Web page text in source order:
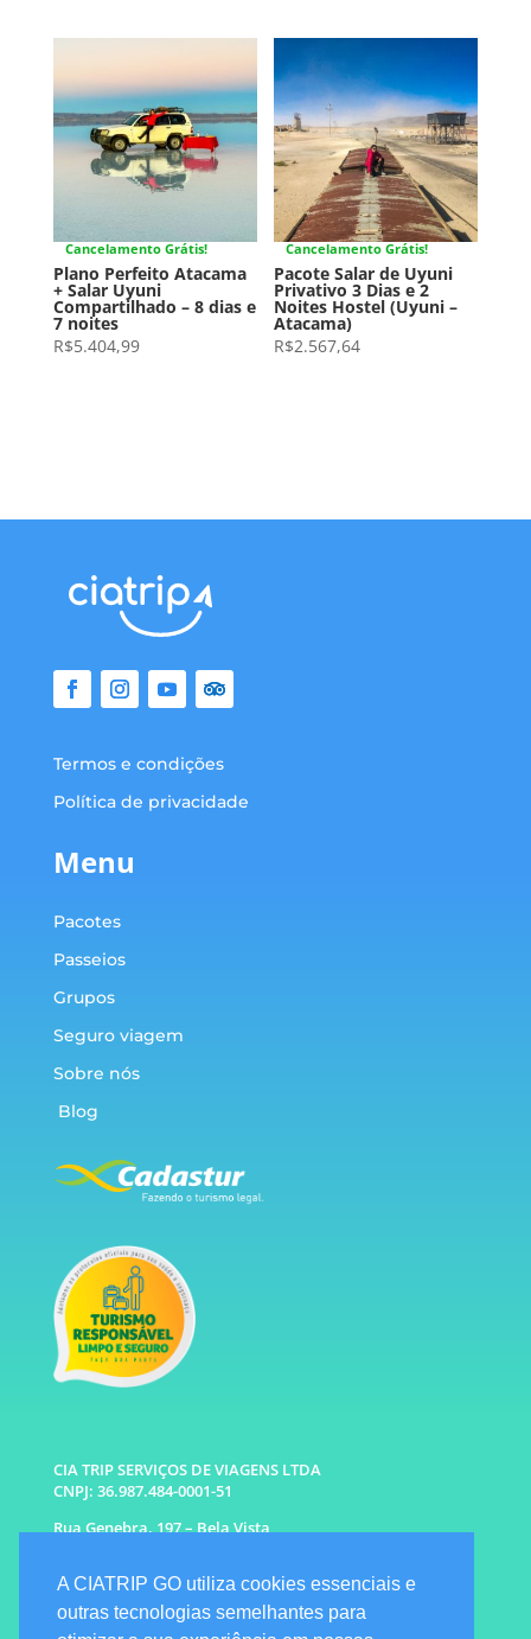
Cancelamento Grátis!
Plano Perfeito Atacama
+ Salar Uyuni
Compartilhado – 8 dias e
7 noites
R$5.404,99
Cancelamento Grátis!
Pacote Salar de Uyuni
Privativo 3 Dias e 2
Noites Hostel (Uyuni –
Atacama)
R$2.567,64
Termos e condições
Política de privacidade
Menu
Pacotes
Passeios
Grupos
Seguro viagem
Sobre nós
Blog
CIA TRIP SERVIÇOS DE VIAGENS LTDA
CNPJ: 36.987.484-0001-51
Rua Genebra, 197 – Bela Vista
WhatsApp: (11) 96333-6677 |
94341-1314
E-mail: info@ciatrip.com
A CIATRIP GO utiliza cookies essenciais e
outras tecnologias semelhantes para